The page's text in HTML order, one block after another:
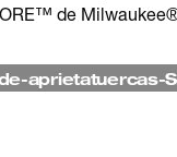
de
aprietatuercas-